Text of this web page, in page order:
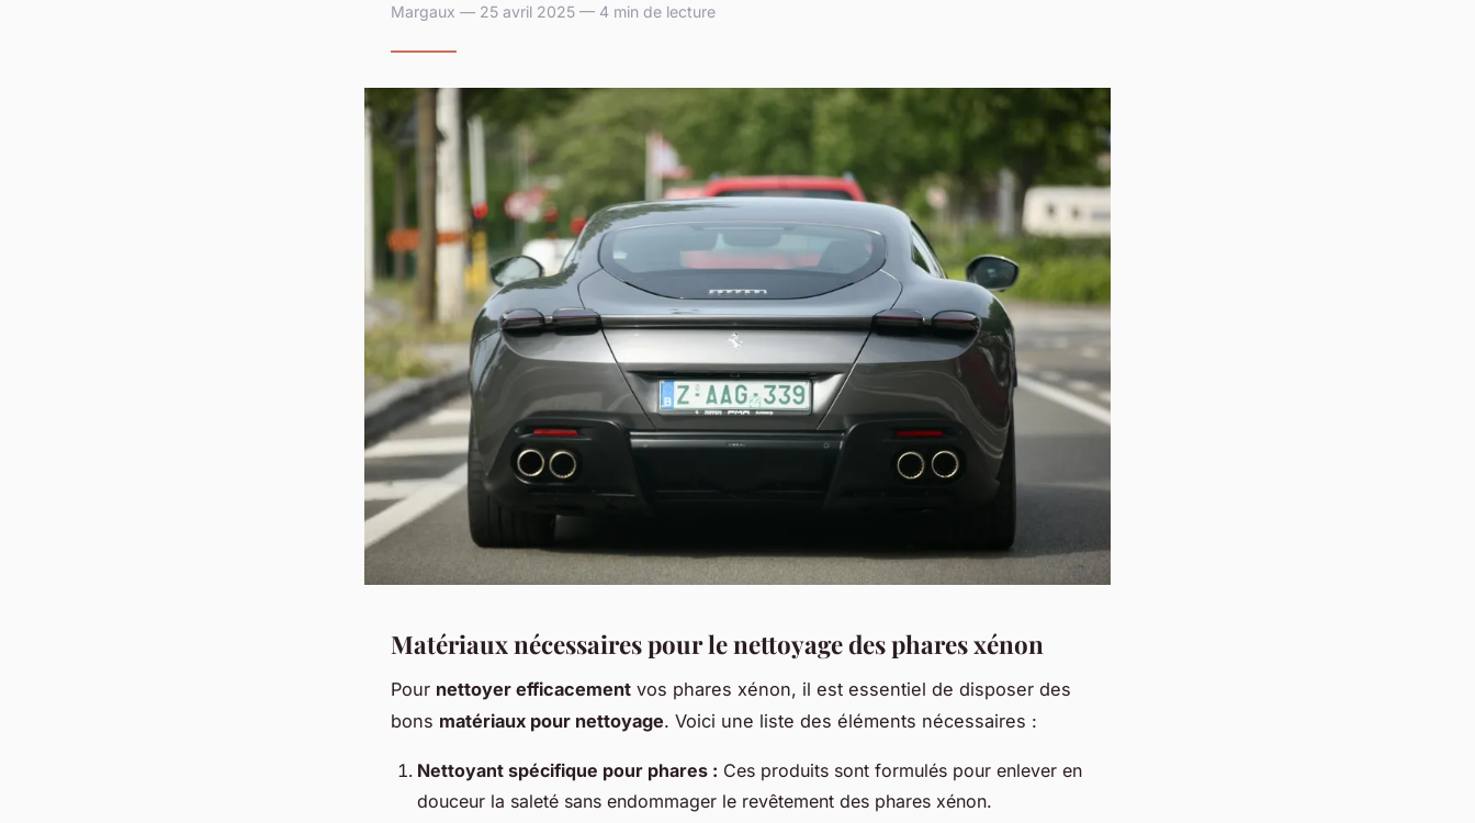
Margaux — 25 avril 2025 — 4 min de lecture
Matériaux nécessaires pour le nettoyage des phares xénon
Pour nettoyer efficacement vos phares xénon, il est essentiel de disposer des
bons matériaux pour nettoyage. Voici une liste des éléments nécessaires :
Nettoyant spécifique pour phares : Ces produits sont formulés pour enlever en
douceur la saleté sans endommager le revêtement des phares xénon.